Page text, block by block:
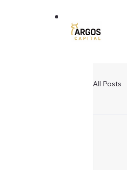
All Posts